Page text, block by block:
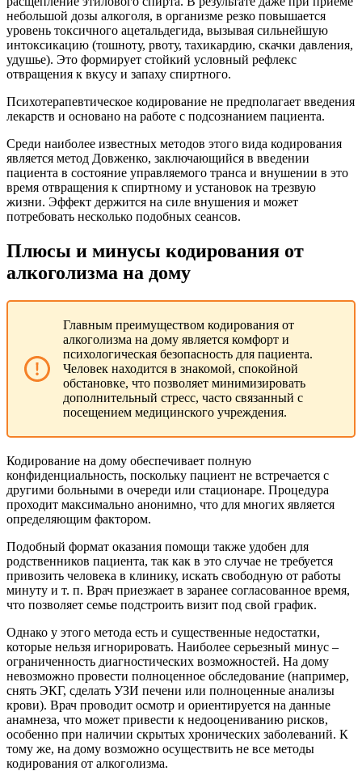
небольшой дозы алкоголя, в организме резко повышается
уровень токсичного ацетальдегида, вызывая сильнейшую
интоксикацию (тошноту, рвоту, тахикардию, скачки давления,
удушье). Это формирует стойкий условный рефлекс
отвращения к вкусу и запаху спиртного.
Психотерапевтическое кодирование не предполагает введения
лекарств и основано на работе с подсознанием пациента.
Среди наиболее известных методов этого вида кодирования
является метод Довженко, заключающийся в введении
пациента в состояние управляемого транса и внушении в это
время отвращения к спиртному и установок на трезвую
жизни. Эффект держится на силе внушения и может
потребовать несколько подобных сеансов.
Плюсы и минусы кодирования от
алкоголизма на дому
Главным преимуществом кодирования от
алкоголизма на дому является комфорт и
психологическая безопасность для пациента.
Человек находится в знакомой, спокойной
обстановке, что позволяет минимизировать
дополнительный стресс, часто связанный с
посещением медицинского учреждения.
Кодирование на дому обеспечивает полную
конфиденциальность, поскольку пациент не встречается с
другими больными в очереди или стационаре. Процедура
проходит максимально анонимно, что для многих является
определяющим фактором.
Подобный формат оказания помощи также удобен для
родственников пациента, так как в это случае не требуется
привозить человека в клинику, искать свободную от работы
минуту и т. п. Врач приезжает в заранее согласованное время,
что позволяет семье подстроить визит под свой график.
Однако у этого метода есть и существенные недостатки,
которые нельзя игнорировать. Наиболее серьезный минус –
ограниченность диагностических возможностей. На дому
невозможно провести полноценное обследование (например,
снять ЭКГ, сделать УЗИ печени или полноценные анализы
крови). Врач проводит осмотр и ориентируется на данные
анамнеза, что может привести к недооцениванию рисков,
особенно при наличии скрытых хронических заболеваний. К
тому же, на дому возможно осуществить не все методы
кодирования от алкоголизма.